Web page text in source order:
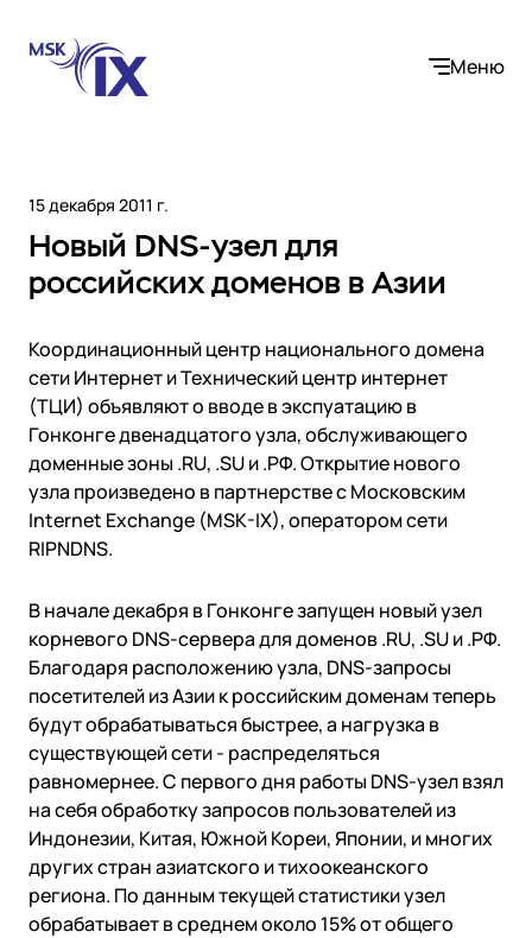
Меню
Компания
Участники IX
Контакты
Вакансии
Internet Exchange
Instanet
Медиалогистика
DNS
Медиабаза
Colo
Решения
Операторы связи и контент-провайдеры
Электронная торговля
Государство
Компании и организации
Финансы и страхование
Регистраторы TLD
Дата-центры
Сообщество
События
Видео
Партнёры
Техподдержка
База знаний
Looking glass
Трафик
Техподдержка
English
15 декабря 2011 г.
Новый DNS-узел для
российских доменов в Азии
Координационный центр национального домена
сети Интернет и Технический центр интернет
(ТЦИ) объявляют о вводе в экспуатацию в
Гонконге двенадцатого узла, обслуживающего
доменные зоны .RU, .SU и .РФ. Открытие нового
узла произведено в партнерстве с Московским
Internet Exchange (MSK-IX), оператором сети
RIPNDNS.
В начале декабря в Гонконге запущен новый узел
корневого DNS-сервера для доменов .RU, .SU и .РФ.
Благодаря расположению узла, DNS-запросы
посетителей из Азии к российским доменам теперь
будут обрабатываться быстрее, а нагрузка в
существующей сети - распределяться
равномернее. C первого дня работы DNS-узел взял
на себя обработку запросов пользователей из
Индонезии, Китая, Южной Кореи, Японии, и многих
других стран азиатского и тихоокеанского
региона. По данным текущей статистики узел
обрабатывает в среднем около 15% от общего